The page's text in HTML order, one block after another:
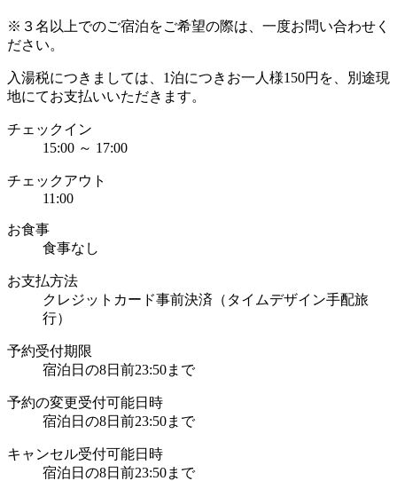
※３名以上でのご宿泊をご希望の際は、一度お問い合わせく
ださい。
入湯税につきましては、1泊につきお一人様150円を、別途現
地にてお支払いいただきます。
チェックイン
15:00 ～ 17:00
チェックアウト
11:00
お食事
食事なし
お支払方法
クレジットカード事前決済（タイムデザイン手配旅
行）
予約受付期限
宿泊日の8日前23:50まで
予約の変更受付可能日時
宿泊日の8日前23:50まで
キャンセル受付可能日時
宿泊日の8日前23:50まで